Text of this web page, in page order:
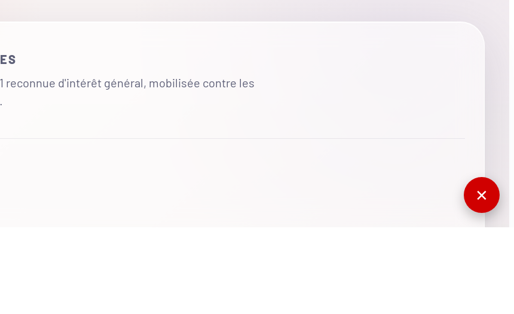
reconnue d'intérêt général, mobilisée contre les
✕